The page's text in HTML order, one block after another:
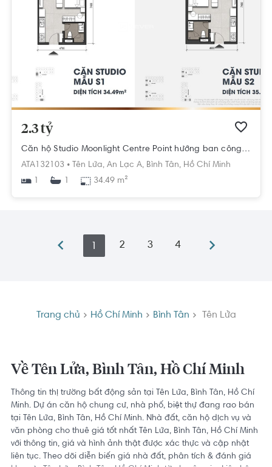
2.3 tỷ
Căn hộ Studio Moonlight Centre Point hướng ban công tây nội thất cơ bản diện tích 34.49m².
ATA132103 • Tên Lửa, An Lạc A, Bình Tân, Hồ Chí Minh
1
1 34.49 m²
1 2 3 4
Trang chủ Hồ Chí Minh Bình Tân Tên Lửa
Về Tên Lửa, Bình Tân, Hồ Chí Minh
Thông tin thị trường bất động sản tại Tên Lửa, Bình Tân, Hồ Chí
Minh. Dự án căn hộ chung cư, nhà phố, biệt thự đang rao bán
tại Tên Lửa, Bình Tân, Hồ Chí Minh. Nhà đất, căn hộ dịch vụ và
văn phòng cho thuê giá tốt nhất Tên Lửa, Bình Tân, Hồ Chí Minh
với thông tin, giá và hình ảnh thật được xác thực và cập nhật
liên tục. Theo dõi diễn biến giá nhà đất, phân tích & đánh giá